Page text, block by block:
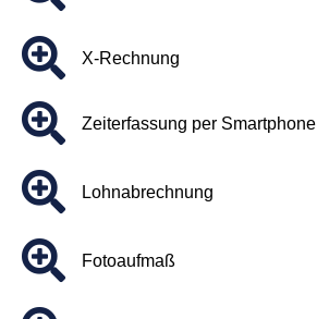
X-Rechnung
Zeiterfassung per Smartphone
Lohnabrechnung
Fotoaufmaß